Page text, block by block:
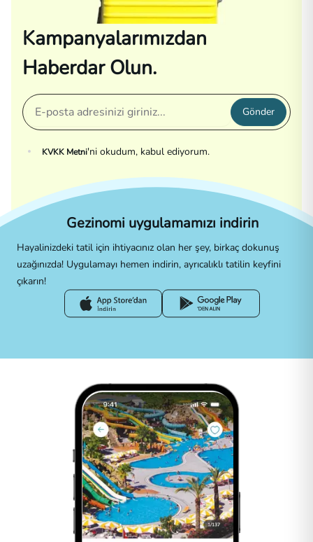
Kampanyalarımızdan
Haberdar Olun.
Gönder
KVKK Metni'ni okudum, kabul ediyorum.
Gezinomi uygulamamızı indirin
Hayalinizdeki tatil için ihtiyacınız olan her şey, birkaç dokunuş
uzağınızda! Uygulamayı hemen indirin, ayrıcalıklı tatilin keyfini
çıkarın!